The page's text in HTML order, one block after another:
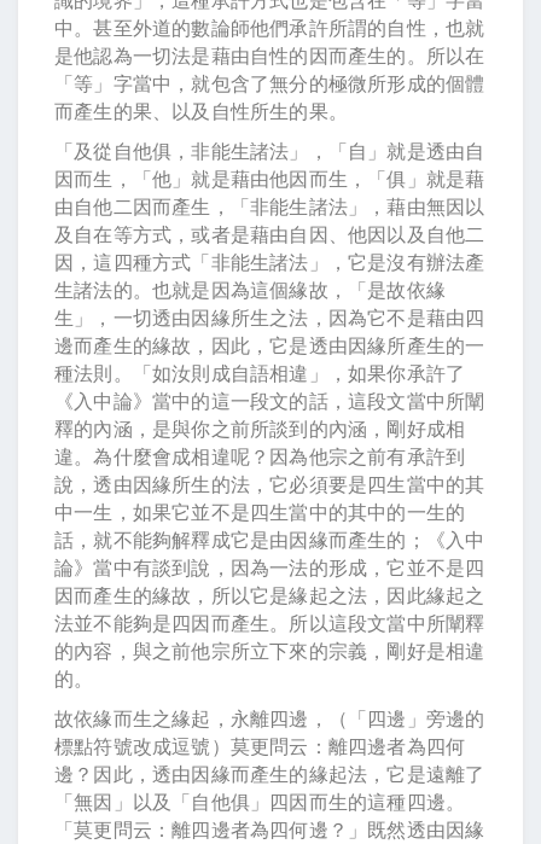
中。甚至外道的數論師他們承許所謂的自性，也就
是他認為一切法是藉由自性的因而產生的。所以在
「等」字當中，就包含了無分的極微所形成的個體
而產生的果、以及自性所生的果。
「及從自他俱，非能生諸法」，「自」就是透由自
因而生，「他」就是藉由他因而生，「俱」就是藉
由自他二因而產生，「非能生諸法」，藉由無因以
及自在等方式，或者是藉由自因、他因以及自他二
因，這四種方式「非能生諸法」，它是沒有辦法產
生諸法的。也就是因為這個緣故，「是故依緣
生」，一切透由因緣所生之法，因為它不是藉由四
邊而產生的緣故，因此，它是透由因緣所產生的一
種法則。「如汝則成自語相違」，如果你承許了
《入中論》當中的這一段文的話，這段文當中所闡
釋的內涵，是與你之前所談到的內涵，剛好成相
違。為什麼會成相違呢？因為他宗之前有承許到
說，透由因緣所生的法，它必須要是四生當中的其
中一生，如果它並不是四生當中的其中的一生的
話，就不能夠解釋成它是由因緣而產生的；《入中
論》當中有談到說，因為一法的形成，它並不是四
因而產生的緣故，所以它是緣起之法，因此緣起之
法並不能夠是四因而產生。所以這段文當中所闡釋
的內容，與之前他宗所立下來的宗義，剛好是相違
的。
故依緣而生之緣起，永離四邊，（「四邊」旁邊的
標點符號改成逗號）莫更問云：離四邊者為四何
邊？因此，透由因緣而產生的緣起法，它是遠離了
「無因」以及「自他俱」四因而生的這種四邊。
「莫更問云：離四邊者為四何邊？」既然透由因緣